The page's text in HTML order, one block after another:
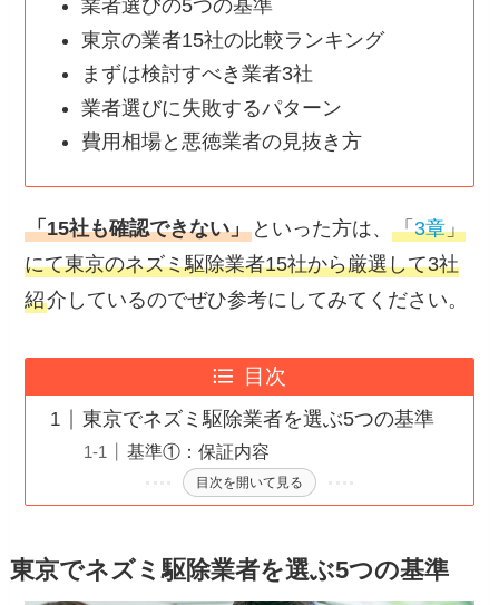
業者選びの5つの基準
東京の業者15社の比較ランキング
まずは検討すべき業者3社
業者選びに失敗するパターン
費用相場と悪徳業者の見抜き方
「15社も確認できない」 といった方は、「3章」
にて東京のネズミ駆除業者15社から厳選して3社
紹介しているのでぜひ参考にしてみてください。
目次
東京でネズミ駆除業者を選ぶ5つの基準
基準①：保証内容
目次を開いて見る
東京でネズミ駆除業者を選ぶ5つの基準